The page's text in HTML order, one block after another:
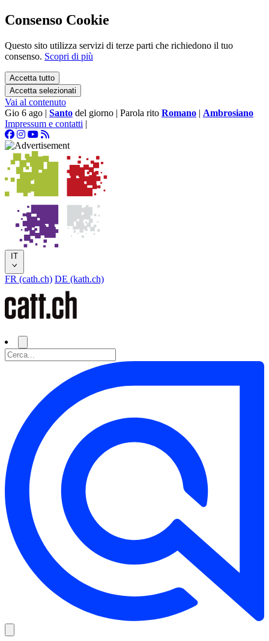
Consenso Cookie
Questo sito utilizza servizi di terze parti che richiedono il tuo
consenso. Scopri di più
Accetta tutto
Accetta selezionati
Vai al contenuto
Gio 6 ago | Santo del giorno | Parola rito Romano | Ambrosiano
Impressum e contatti |
IT
FR (cath.ch) DE (kath.ch)